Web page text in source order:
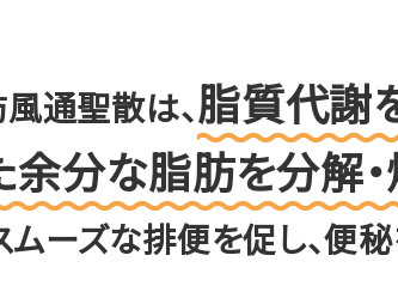
通聖散は、脂質代謝
分な脂肪を分解・
ムーズな排便を促し、便